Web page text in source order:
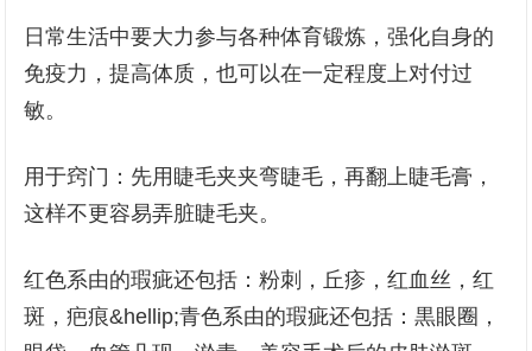
日常生活中要大力参与各种体育锻炼，强化自身的
免疫力，提高体质，也可以在一定程度上对付过
敏。
用于窍门：先用睫毛夹夹弯睫毛，再翻上睫毛膏，
这样不更容易弄脏睫毛夹。
红色系由的瑕疵还包括：粉刺，丘疹，红血丝，红
斑，疤痕&hellip;青色系由的瑕疵还包括：黒眼圈，